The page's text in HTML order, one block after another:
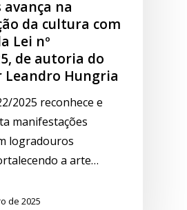
na
da cultura com
Lei nº
de autoria do
Leandro Hungria
2025 reconhece e
manifestações
logradouros
a arte…
de 2025